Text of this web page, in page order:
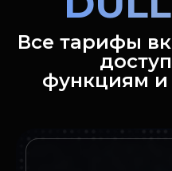
Все тарифы
функциям